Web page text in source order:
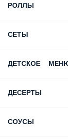
РОЛЛЫ
СЕТЫ
ДЕТСКОЕ МЕНЮ
ДЕСЕРТЫ
СОУСЫ